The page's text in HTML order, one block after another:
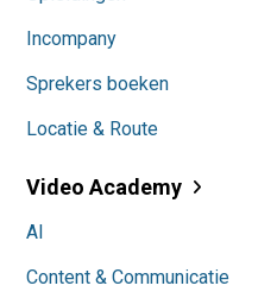
Incompany
Sprekers boeken
Locatie & Route
Video Academy
AI
Content & Communicatie